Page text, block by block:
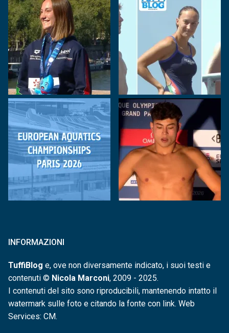
INFORMAZIONI
TuffiBlog e, ove non diversamente indicato, i suoi testi e
contenuti © Nicola Marconi, 2009 - 2025.
I contenuti del sito sono riproducibili, mantenendo intatto il
watermark sulle foto e citando la fonte con link. Web
Services: CM.